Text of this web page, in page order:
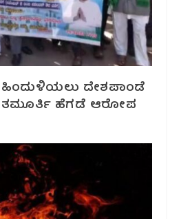
ಹಿಂದುಳಿಯಲು ದೇಶಪಾಂಡೆ
ಹೆಗಡೆ‌ ಆರೋಪ